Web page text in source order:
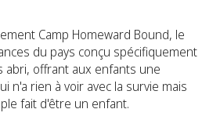
Camp Homeward Bound, le
du pays conçu spécifiquement
abri, offrant aux enfants une
n'a rien à voir avec la survie mais
fait d'être un enfant.